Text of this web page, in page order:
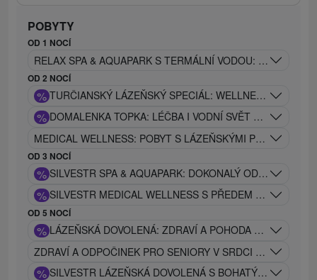
POBYTY
OD 1 NOCÍ
RELAX SPA & AQUAPARK S TERMÁLNÍ VODOU:
OD 2 NOCÍ
% TURČIANSKÝ LÁZEŇSKÝ SPECIÁL: WELLNESS, PIVO A
% DOMALENKA TOPKA: LÉČBA I VODNÍ SVĚT V JEDNÉ
MEDICAL WELLNESS: POBYT S LÁZEŇSKÝMI
OD 3 NOCÍ
% SILVESTR SPA & AQUAPARK: DOKONALÝ ODPOČINEK,
% SILVESTR MEDICAL WELLNESS S PŘEDEM
OD 5 NOCÍ
% LÁZEŇSKÁ DOVOLENÁ: ZDRAVÍ A POHODA PRO
ZDRAVÍ A ODPOČINEK PRO SENIORY V SRDCI TURCA S
% SILVESTR LÁZEŇSKÁ DOVOLENÁ S BOHATÝM